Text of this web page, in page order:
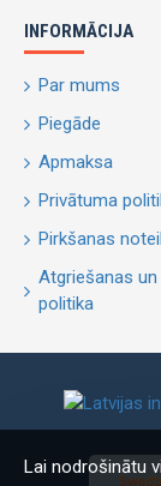
INFORMĀCIJA
Par mums
Piegāde
Apmaksa
Privātuma
Pirkšanas
Atgriešanas
politika
Lai nodrošinātu